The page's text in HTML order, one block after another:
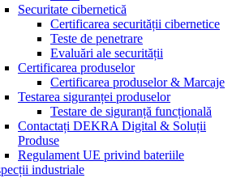
Securitate cibernetică
Certificarea securității cibernetice
Teste de penetrare
Evaluări ale securității
Certificarea produselor
Certificarea produselor & Marcaje
Testarea siguranței produselor
Testare de siguranță funcțională
Contactați DEKRA Digital & Soluții
Produse
Regulament UE privind bateriile
industriale